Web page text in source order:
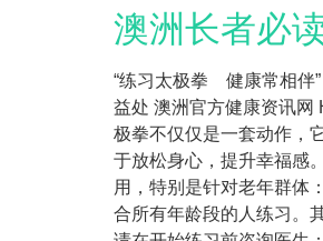
澳洲长者必
“练习太极拳 健康常相伴
益处 澳洲官方健康资讯网
极拳不仅仅是一套动作，
于放松身心，提升幸福感
用，特别是针对老年群体
合所有年龄段的人练习。